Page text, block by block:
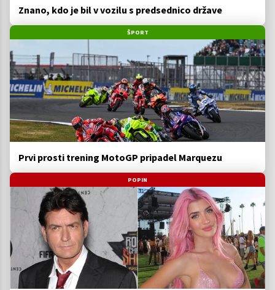
Znano, kdo je bil v vozilu s predsednico države
ŠPORT
Prvi prosti trening MotoGP pripadel Marquezu
POPIN